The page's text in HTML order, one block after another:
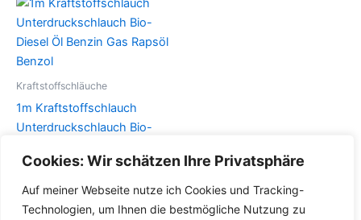
Cookies: Wir schätzen Ihre Privatsphäre
Auf meiner Webseite nutze ich Cookies und Tracking-
Technologien, um Ihnen die bestmögliche Nutzung zu
Varianten
auf.
Die
können
auf
der
gewählt
werden
gewählt
werden
Kraftstoffschläuche
1m Kraftstoffschlauch
Unterdruckschlauch Bio-
Benzol
Details
Dieses
Produkt